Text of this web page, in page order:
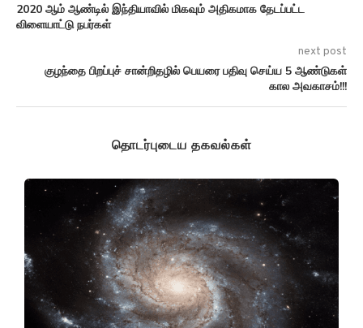
2020 ஆம் ஆண்டில் இந்தியாவில் மிகவும் அதிகமாக தேடப்பட்ட
விளையாட்டு நபர்கள்
next post
குழந்தை பிறப்புச் சான்றிதழில் பெயரை பதிவு செய்ய 5 ஆண்டுகள்
கால அவகாசம்!!!
தொடர்புடைய தகவல்கள்